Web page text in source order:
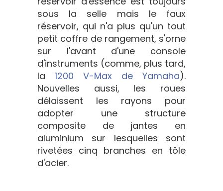
sous la selle mais le faux
réservoir, qui n'a plus qu'un tout
petit coffre de rangement, s'orne
sur l'avant d'une console
d'instruments (comme, plus tard,
la 1200 V-Max de Yamaha).
Nouvelles aussi, les roues
délaissent les rayons pour
adopter une structure
composite de jantes en
aluminium sur lesquelles sont
rivetées cinq branches en tôle
d'acier.